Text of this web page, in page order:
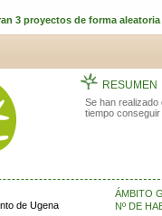
3 proyectos de forma
RESUMEN
Se han
tiempo
ÁMBITO
Nº DE
de Ugena